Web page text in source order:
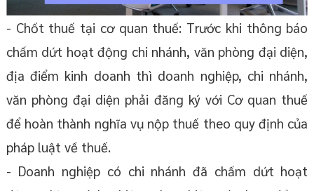
- Chốt thuế tại cơ quan thuế: Trước khi thông báo
chấm dứt hoạt động chi nhánh, văn phòng đại diện,
địa điểm kinh doanh thì doanh nghiệp, chi nhánh,
văn phòng đại diện phải đăng ký với Cơ quan thuế
để hoàn thành nghĩa vụ nộp thuế theo quy định của
pháp luật về thuế.
- Doanh nghiệp có chi nhánh đã chấm dứt hoạt